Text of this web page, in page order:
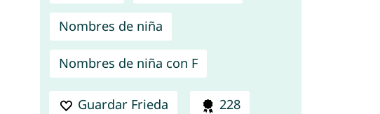
Nombres de niña
Nombres de niña con F
Guardar Frieda 228